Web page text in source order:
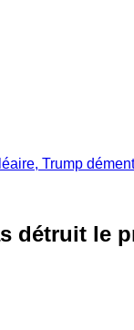
Trump dément
détruit le